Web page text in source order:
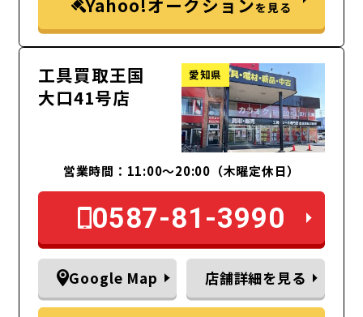
Yahoo!オークションを見る
工具買取王国
大口41号店
愛知県
営業時間：11:00～20:00（木曜定休日）
0587-81-3990
Google Map 店舗詳細を見る